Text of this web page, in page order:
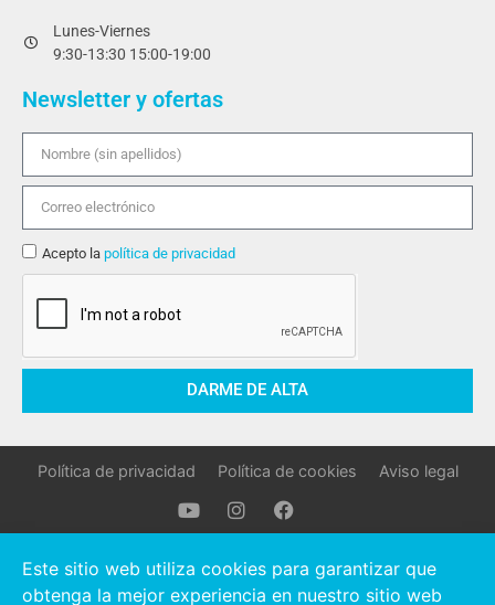
Lunes-Viernes
9:30-13:30 15:00-19:00
Newsletter y ofertas
Acepto la política de privacidad
DARME DE ALTA
Política de privacidad Política de cookies Aviso legal
Este sitio web utiliza cookies para garantizar que
obtenga la mejor experiencia en nuestro sitio web